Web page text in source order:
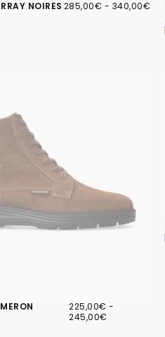
NOIRES 285,00€
PRIX
285,00€ - PRIX
340,00€
225,00€
PRIX
MINIMUM
225,00€ -
245,00€